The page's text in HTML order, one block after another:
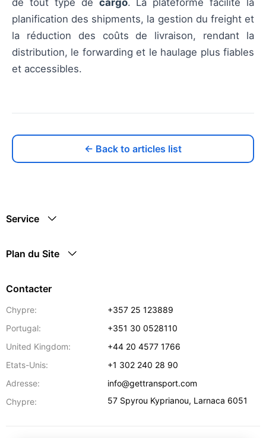
de tout type de cargo. La plateforme facilite la
planification des shipments, la gestion du freight et
la réduction des coûts de livraison, rendant la
distribution, le forwarding et le haulage plus fiables
et accessibles.
← Back to articles list
Service
Plan du Site
Contacter
Chypre:
+357 25 123889
Portugal:
+351 30 0528110
United Kingdom:
+44 20 4577 1766
Etats-Unis:
+1 302 240 28 90
Adresse:
info@gettransport.com
Chypre:
57 Spyrou Kyprianou, Larnaca 6051